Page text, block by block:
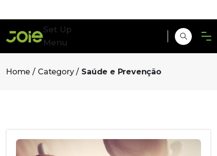
Set Up
Menu
Home Category Saúde e Prevenção